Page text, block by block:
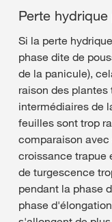
Perte
Si la perte
phase dite de
de la panicule),
raison des
intermédiaires de
feuilles sont trop
comparaison
croissance trapue
de turgescence
pendant la phase
phase